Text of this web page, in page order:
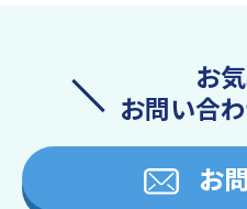
お
お問い合
お